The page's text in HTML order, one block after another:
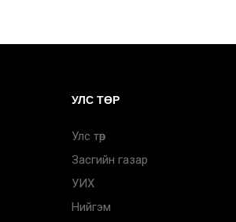
УЛС ТӨР
Улс төр
Засгийн газар
УИХ
Нийгэм